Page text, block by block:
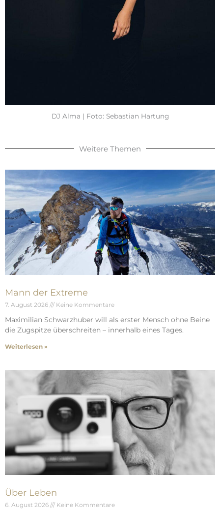
DJ Alma | Foto: Sebastian Hartung
Weitere Themen
Mann der Extreme
7. August 2026 Keine Kommentare
Maximilian Schwarzhuber will als erster Mensch ohne Beine
die Zugspitze überschreiten – innerhalb eines Tages.
Weiterlesen »
Über Leben
6. August 2026 Keine Kommentare